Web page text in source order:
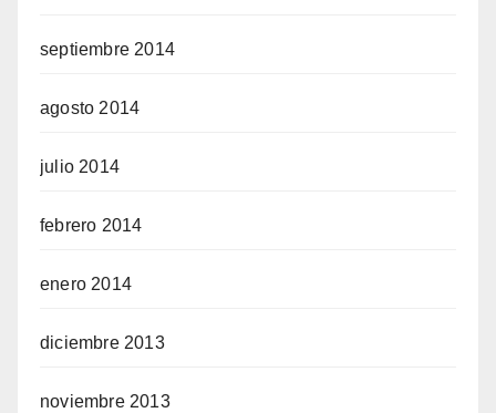
septiembre 2014
agosto 2014
julio 2014
febrero 2014
enero 2014
diciembre 2013
noviembre 2013